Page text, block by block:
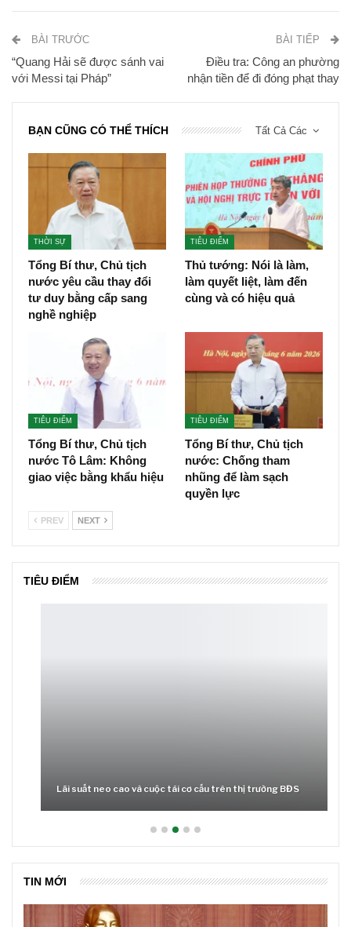
BÀI TRƯỚC
“Quang Hải sẽ được sánh vai
với Messi tại Pháp”
BÀI TIẾP
Điều tra: Công an phường
nhận tiền để đi đóng phạt thay
Tất Cả Các
BẠN CŨNG CÓ THỂ THÍCH
THỜI SỰ
Tổng Bí thư, Chủ tịch
nước yêu cầu thay đổi
tư duy bằng cấp sang
nghề nghiệp
TIÊU ĐIỂM
Thủ tướng: Nói là làm,
làm quyết liệt, làm đến
cùng và có hiệu quả
TIÊU ĐIỂM
Tổng Bí thư, Chủ tịch
nước Tô Lâm: Không
giao việc bằng khẩu hiệu
TIÊU ĐIỂM
Tổng Bí thư, Chủ tịch
nước: Chống tham
nhũng để làm sạch
quyền lực
PREV NEXT
TIÊU ĐIỂM
Lãi suất neo cao và cuộc tái cơ cấu trên thị trường BĐS
TIN MỚI